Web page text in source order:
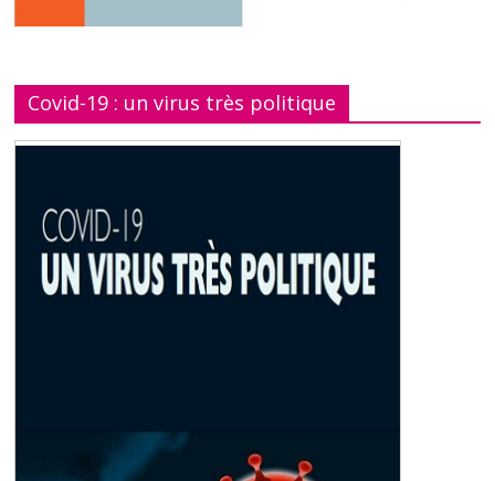
Covid-19 : un virus très politique